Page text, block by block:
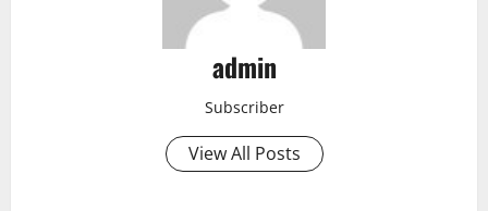
admin
Subscriber
View All Posts